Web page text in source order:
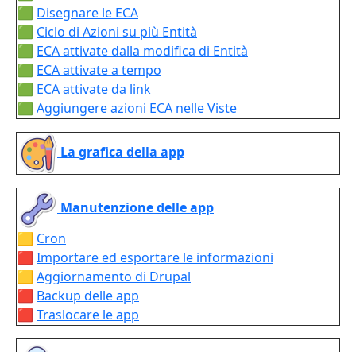
🟩 Disegnare le ECA
🟩 Ciclo di Azioni su più Entità
🟩 ECA attivate dalla modifica di Entità
🟩 ECA attivate a tempo
🟩 ECA attivate da link
🟩 Aggiungere azioni ECA nelle Viste
La grafica della app
Manutenzione delle app
🟨 Cron
🟥 Importare ed esportare le informazioni
🟨 Aggiornamento di Drupal
🟥 Backup delle app
🟥 Traslocare le app